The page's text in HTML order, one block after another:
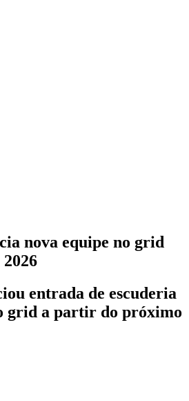
nova equipe no grid
entrada de escuderia
grid a partir do próximo